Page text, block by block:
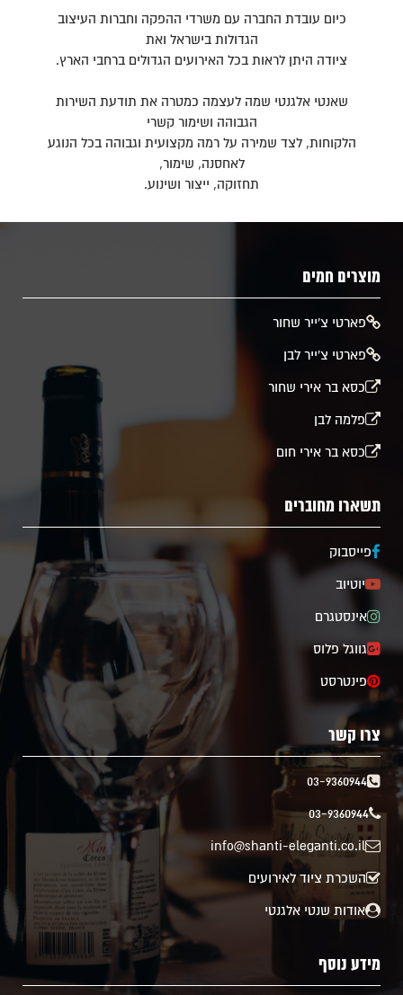
כיום עובדת החברה עם משרדי ההפקה וחברות העיצוב
הגדולות בישראל ואת
ציודה היתן לראות בכל האירועים הגדולים ברחבי הארץ.
שאנטי אלגנטי שמה לעצמה כמטרה את תודעת השירות
הגבוהה ושימור קשרי
הלקוחות, לצד שמירה על רמה מקצועית וגבוהה בכל הנוגע
לאחסנה, שימור,
תחזוקה, ייצור ושינוע.
מוצרים חמים
​פארטי צ'ייר שחור
פארטי צ'ייר לבן
כסא בר אירי שחור
פלמה לבן
כסא בר אירי חום
תשארו מחוברים
פייסבוק
יוטיוב
אינסטגרם
גווגל פלוס
פינטרסט
צרו קשר
03-9360944
03-9360944
info@shanti-eleganti.co.il
השכרת ציוד לאירועים
אודות שנטי אלגנטי
מידע נוסף